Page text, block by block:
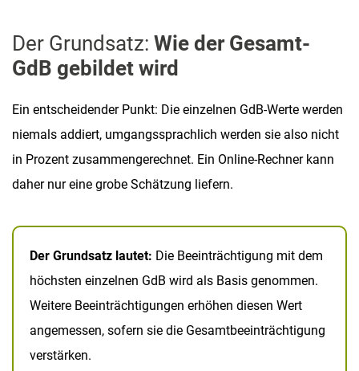
Der Grundsatz: Wie der Gesamt-
GdB gebildet wird
Ein entscheidender Punkt: Die einzelnen GdB-Werte werden
niemals addiert, umgangssprachlich werden sie also nicht
in Prozent zusammengerechnet. Ein Online-Rechner kann
daher nur eine grobe Schätzung liefern.
Der Grundsatz lautet: Die Beeinträchtigung mit dem
höchsten einzelnen GdB wird als Basis genommen.
Weitere Beeinträchtigungen erhöhen diesen Wert
angemessen, sofern sie die Gesamtbeeinträchtigung
verstärken.